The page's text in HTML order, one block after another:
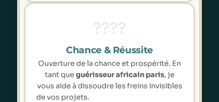
????
Chance & Réussite
Ouverture de la chance et prospérité. En
tant queguérisseur africain paris, je
vous aide à dissoudre les freins invisibles
de vos projets.